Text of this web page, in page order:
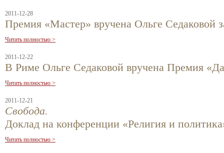
2011-12-28
Премия «Мастер» вручена Ольге Седаковой
Читать полностью >
2011-12-22
В Риме Ольге Седаковой вручена Премия
Читать полностью >
2011-12-21
Свобода.
Доклад на конференции «Религия и
Читать полностью >